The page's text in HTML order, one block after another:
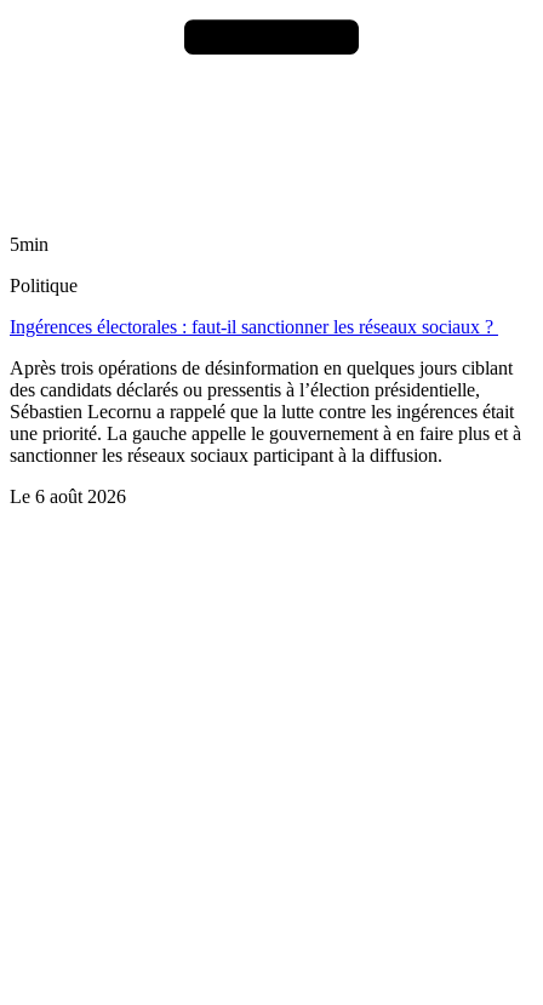
5min
Politique
Ingérences électorales : faut-il sanctionner les réseaux sociaux ?
Après trois opérations de désinformation en quelques jours ciblant
des candidats déclarés ou pressentis à l’élection présidentielle,
Sébastien Lecornu a rappelé que la lutte contre les ingérences était
une priorité. La gauche appelle le gouvernement à en faire plus et à
sanctionner les réseaux sociaux participant à la diffusion.
Le 6 août 2026